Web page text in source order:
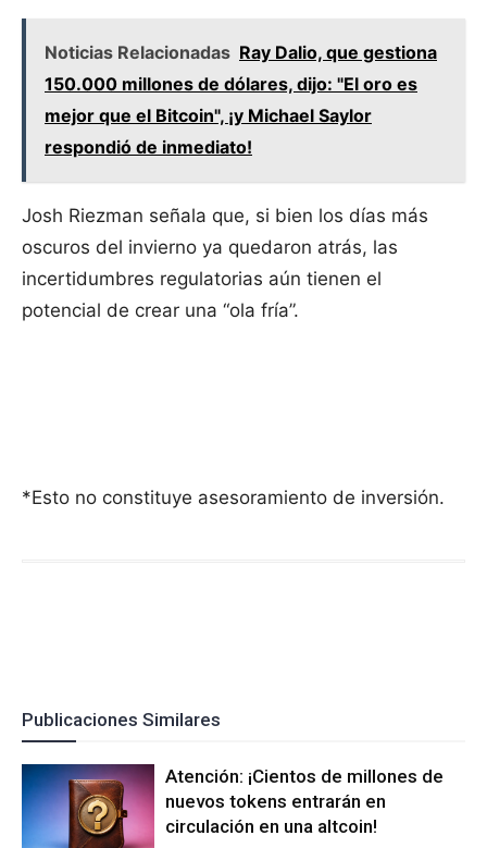
Noticias Relacionadas Ray Dalio, que gestiona
150.000 millones de dólares, dijo: "El oro es
mejor que el Bitcoin", ¡y Michael Saylor
respondió de inmediato!
Josh Riezman señala que, si bien los días más
oscuros del invierno ya quedaron atrás, las
incertidumbres regulatorias aún tienen el
potencial de crear una “ola fría”.
*Esto no constituye asesoramiento de inversión.
Publicaciones Similares
Atención: ¡Cientos de millones de
nuevos tokens entrarán en
circulación en una altcoin!